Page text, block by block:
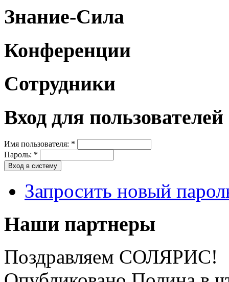
Знание-Сила
Конференции
Сотрудники
Вход для пользователей
Имя пользователя: *
Пароль: *
Запросить новый
Наши партнеры
Поздравляем СОЛЯРИС!